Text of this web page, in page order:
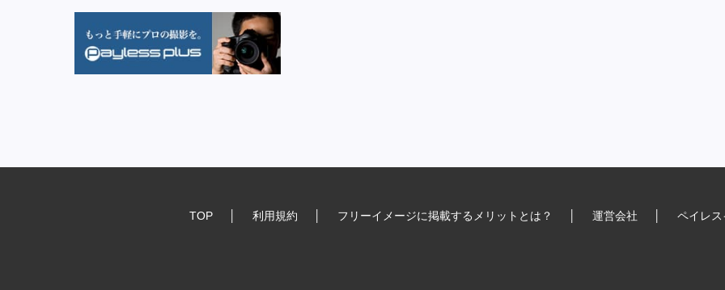
TOP 利用規約 フリーイメージに掲載するメリットとは？ 運営会社 ペイレ